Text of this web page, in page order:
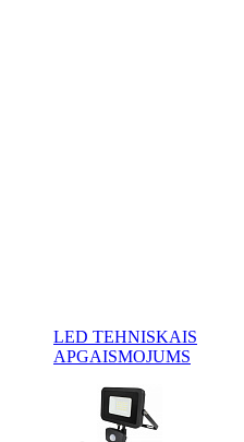
LED TEHNISKAIS
APGAISMOJUMS